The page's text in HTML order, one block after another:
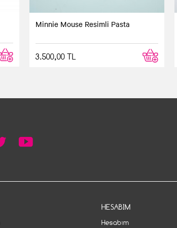
Minnie Mouse Resimli Pasta
3.500,00 TL
HESABIM
Hesabım